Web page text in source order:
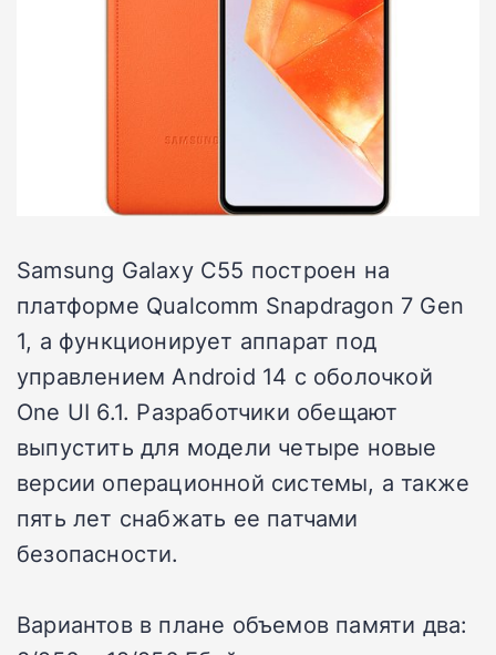
Samsung Galaxy C55 построен на
платформе Qualcomm Snapdragon 7 Gen
1, а функционирует аппарат под
управлением Android 14 с оболочкой
One UI 6.1. Разработчики обещают
выпустить для модели четыре новые
версии операционной системы, а также
пять лет снабжать ее патчами
безопасности.
Вариантов в плане объемов памяти два: